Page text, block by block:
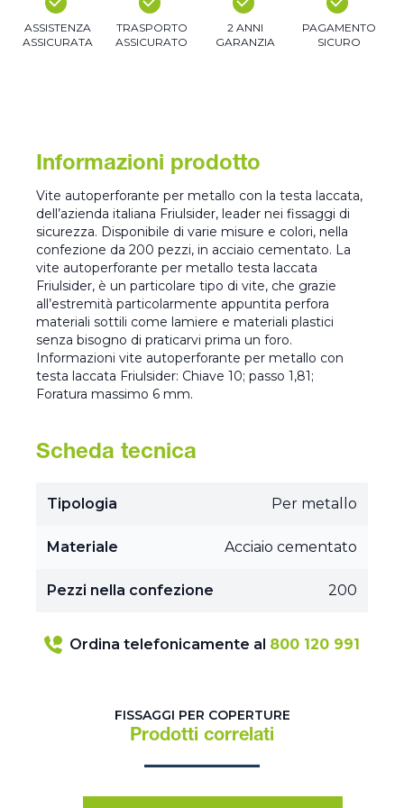
ASSISTENZA
ASSICURATA
TRASPORTO
ASSICURATO
2 ANNI
GARANZIA
PAGAMENTO
SICURO
Informazioni prodotto
Vite autoperforante per metallo con la testa laccata,
dell’azienda italiana Friulsider, leader nei fissaggi di
sicurezza. Disponibile di varie misure e colori, nella
confezione da 200 pezzi, in acciaio cementato. La
vite autoperforante per metallo testa laccata
Friulsider, è un particolare tipo di vite, che grazie
all’estremità particolarmente appuntita perfora
materiali sottili come lamiere e materiali plastici
senza bisogno di praticarvi prima un foro.
Informazioni vite autoperforante per metallo con
testa laccata Friulsider: Chiave 10; passo 1,81;
Foratura massimo 6 mm.
Scheda tecnica
Tipologia Per metallo
Materiale Acciaio cementato
Pezzi nella confezione 200
Ordina telefonicamente al 800 120 991
FISSAGGI PER COPERTURE
Prodotti correlati